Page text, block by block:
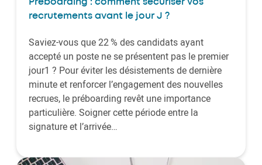
Préboarding : comment sécuriser vos
recrutements avant le jour J ?
Saviez-vous que 22 % des candidats ayant
accepté un poste ne se présentent pas le premier
jour1 ? Pour éviter les désistements de dernière
minute et renforcer l’engagement des nouvelles
recrues, le préboarding revêt une importance
particulière. Soigner cette période entre la
signature et l’arrivée…